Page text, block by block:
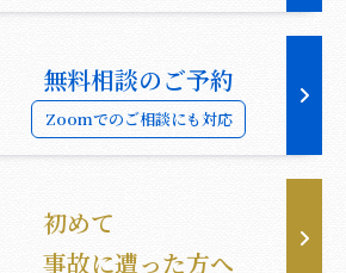
無料相談のご予約
Zoomでのご相談にも対応
初めて
事故に遭った方へ